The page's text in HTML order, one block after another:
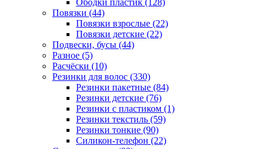
Повязки (44)
Повязки взрослые (22)
Повязки детские (22)
Подвески, бусы (44)
Разное (5)
Расчёски (10)
Резинки для волос (330)
Резинки пакетные (84)
Резинки детские (76)
Резинки с пластиком (1)
Резинки текстиль (59)
Резинки тонкие (90)
Силикон-телефон (22)